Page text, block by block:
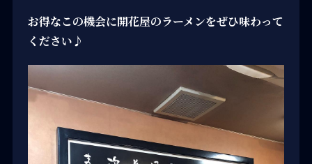
お得なこの機会に開花屋のラーメンをぜひ味わって
ください♪